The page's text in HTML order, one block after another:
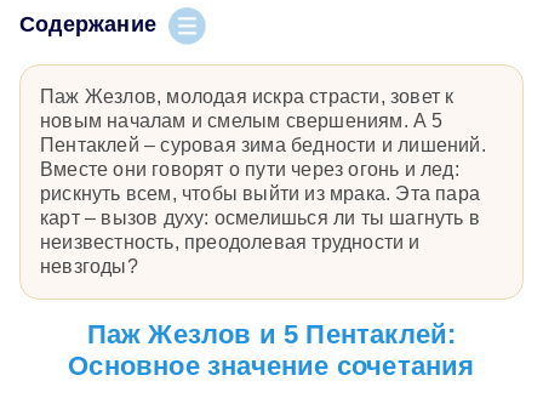
Содержание
Паж Жезлов, молодая искра страсти, зовет к
новым началам и смелым свершениям. А 5
Пентаклей – суровая зима бедности и лишений.
Вместе они говорят о пути через огонь и лед:
рискнуть всем, чтобы выйти из мрака. Эта пара
карт – вызов духу: осмелишься ли ты шагнуть в
неизвестность, преодолевая трудности и
невзгоды?
Паж Жезлов и 5 Пентаклей:
Основное значение сочетания